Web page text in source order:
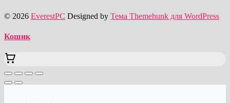
© 2026 EverestPC Designed by Тема Themehunk для WordPress
Кошик